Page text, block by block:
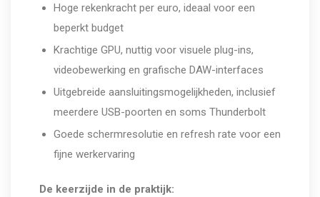
Hoge rekenkracht per euro, ideaal voor een
beperkt budget
Krachtige GPU, nuttig voor visuele plug-ins,
videobewerking en grafische DAW-interfaces
Uitgebreide aansluitingsmogelijkheden, inclusief
meerdere USB-poorten en soms Thunderbolt
Goede schermresolutie en refresh rate voor een
fijne werkervaring
De keerzijde in de praktijk: